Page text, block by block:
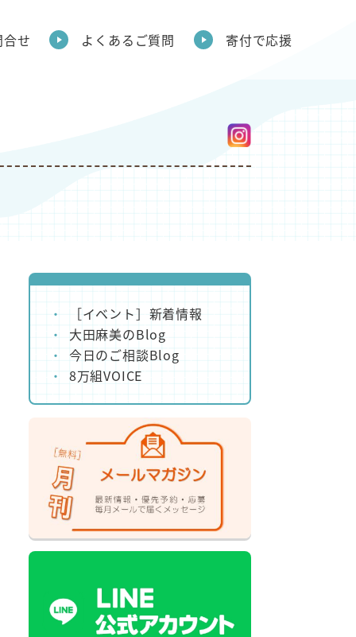
せ よくあるご質問 寄付で応援
［イベント］新着情報
大田麻美のBlog
今日のご相談Blog
8万組VOICE